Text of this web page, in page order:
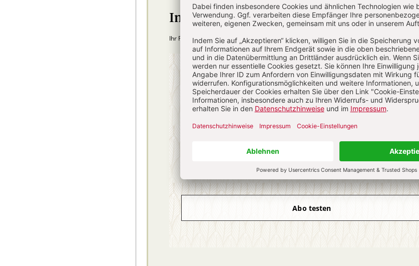
Im Abo
Ihr Plus: Zugriff auch auf alle anderen Artikel im Abo-Bereich
4 Hefte + 4 Hefte digital 0,00 €
danach75,40 € für 26 Ausgaben pro Halbjahr + Digitalzugang
inkl. MwSt., zzgl. 27,30 € Versand (D)
IM DIGITAL-ABO
Abo testen